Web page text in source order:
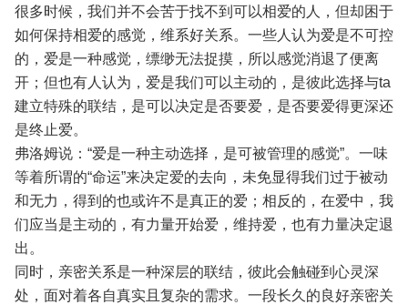
很多时候，我们并不会苦于找不到可以相爱的人，但却困于
如何保持相爱的感觉，维系好关系。一些人认为爱是不可控
的，爱是一种感觉，缥缈无法捉摸，所以感觉消退了便离
开；但也有人认为，爱是我们可以主动的，是彼此选择与ta
建立特殊的联结，是可以决定是否要爱，是否要爱得更深还
是终止爱。
弗洛姆说：“爱是一种主动选择，是可被管理的感觉”。一味
等着所谓的“命运”来决定爱的去向，未免显得我们过于被动
和无力，得到的也或许不是真正的爱；相反的，在爱中，我
们应当是主动的，有力量开始爱，维持爱，也有力量决定退
出。
同时，亲密关系是一种深层的联结，彼此会触碰到心灵深
处，面对着各自真实且复杂的需求。一段长久的良好亲密关